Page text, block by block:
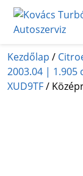
Kezdőlap /
2003.04 | 1.905
XUD9TF/